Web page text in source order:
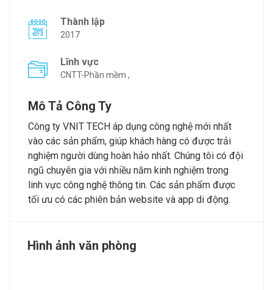
Thành lập
2017
Lĩnh vực
CNTT-Phần mềm ,
Mô Tả Công Ty
Công ty VNIT TECH áp dụng công nghệ mới nhất
vào các sản phẩm, giúp khách hàng có được trải
nghiệm người dùng hoàn hảo nhất. Chúng tôi có đội
ngũ chuyên gia với nhiều năm kinh nghiệm trong
linh vực công nghệ thông tin. Các sản phẩm được
tối ưu có các phiên bản website và app di động.
Hình ảnh văn phòng